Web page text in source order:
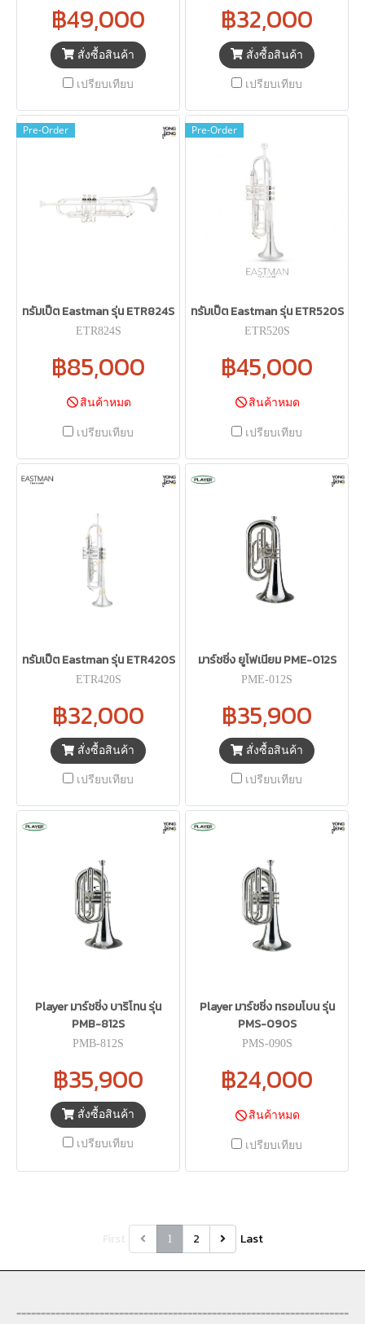
฿49,000
สั่งซื้อสินค้า
เปรียบเทียบ
฿32,000
สั่งซื้อสินค้า
เปรียบเทียบ
Pre-Order
ทรัมเป็ต Eastman รุ่น ETR824S
ETR824S
฿85,000
สินค้าหมด
เปรียบเทียบ
Pre-Order
ทรัมเป็ต Eastman รุ่น ETR520S
ETR520S
฿45,000
สินค้าหมด
เปรียบเทียบ
ทรัมเป็ต Eastman รุ่น ETR420S
ETR420S
฿32,000
สั่งซื้อสินค้า
เปรียบเทียบ
มาร์ชชิ่ง ยูโฟเนียม PME-012S
PME-012S
฿35,900
สั่งซื้อสินค้า
เปรียบเทียบ
Player มาร์ชชิ่ง บาริโทน รุ่น
PMB-812S
PMB-812S
฿35,900
สั่งซื้อสินค้า
เปรียบเทียบ
Player มาร์ชชิ่ง ทรอมโบน รุ่น
PMS-090S
PMS-090S
฿24,000
สินค้าหมด
เปรียบเทียบ
1 2 Last
--------------------------------------------------------------------